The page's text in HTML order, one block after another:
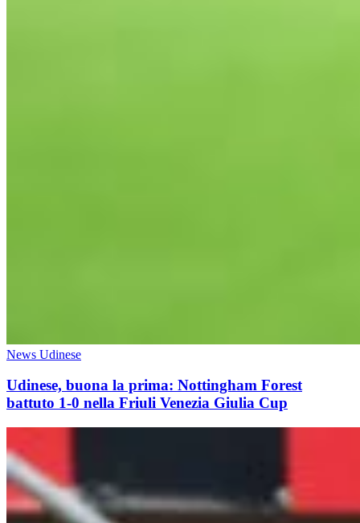
News Udinese
Udinese, buona la prima: Nottingham Forest
battuto 1-0 nella Friuli Venezia Giulia Cup